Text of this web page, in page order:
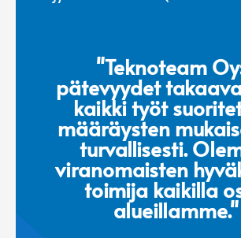
"Teknoteam
pätevyydet
kaikki työt
määräysten
turvallisesti.
viranomaisten
toimija kaikilla
alueillamme."